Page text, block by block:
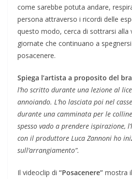
come sarebbe potuta andare,
persona attraverso i ricordi delle
questo modo, cerca di sottrarsi alla
giornate che continuano a
posacenere.
Spiega l’artista a proposito del
l’ho scritto durante una lezione al
annoiando. L’ho lasciata poi nel
durante una camminata per le
spesso vado a prendere ispirazione,
con il produttore Luca Zannoni ho
sull’arrangiamento”.
Il videoclip di “Posacenere” mostra